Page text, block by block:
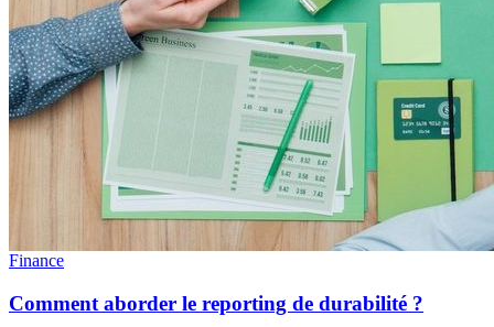
Finance
Comment aborder le reporting de durabilité ?